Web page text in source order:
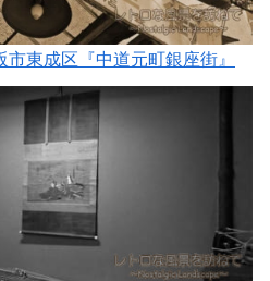
東成区『中道元町銀座街』